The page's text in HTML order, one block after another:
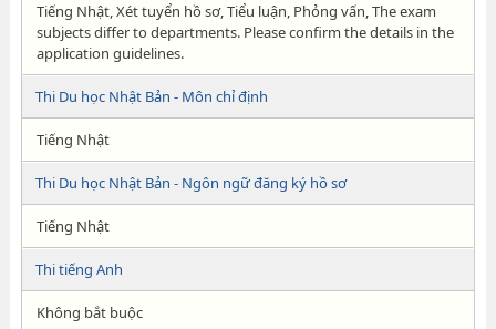
Tiếng Nhật, Xét tuyển hồ sơ, Tiểu luận, Phỏng vấn, The exam
subjects differ to departments. Please confirm the details in the
application guidelines.
Thi Du học Nhật Bản - Môn chỉ định
Tiếng Nhật
Thi Du học Nhật Bản - Ngôn ngữ đăng ký hồ sơ
Tiếng Nhật
Thi tiếng Anh
Không bắt buộc